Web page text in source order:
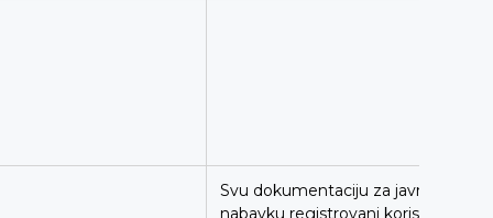
Svu dokumentaciju za javnu
nabavku registrovani korisnici